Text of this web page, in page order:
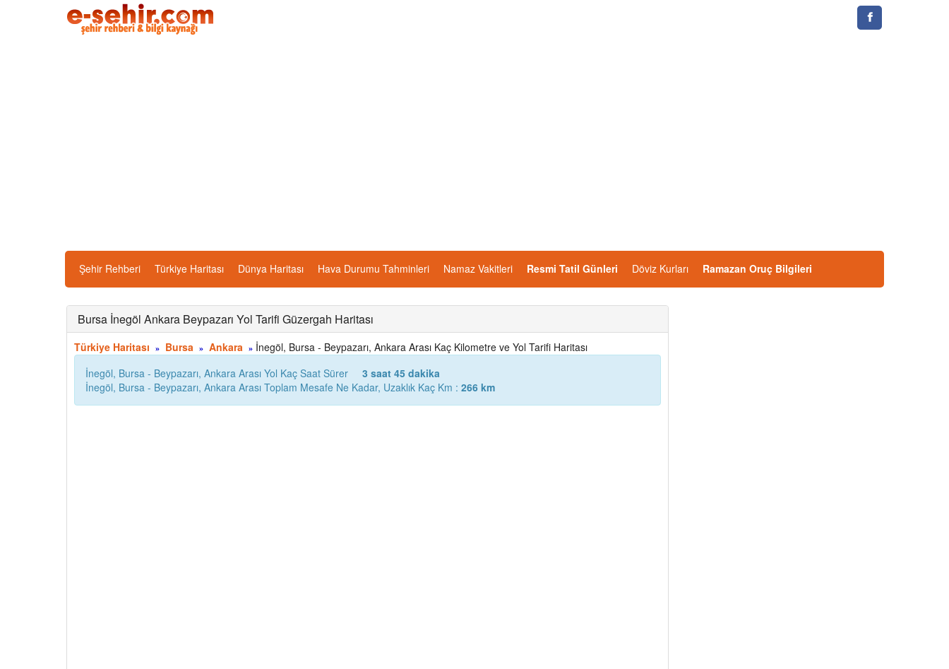
Şehir Rehberi Türkiye Haritası Dünya Haritası Hava Durumu Tahminleri Namaz Vakitleri Resmi Tatil Günleri Döviz Kurları Ramazan Oruç Bilgileri
Bursa İnegöl Ankara Beypazarı Yol Tarifi Güzergah Haritası
Türkiye Haritası » Bursa » Ankara » İnegöl, Bursa - Beypazarı, Ankara Arası Kaç Kilometre ve Yol Tarifi Haritası
İnegöl, Bursa - Beypazarı, Ankara Arası Yol Kaç Saat Sürer
3 saat 45 dakika
İnegöl, Bursa - Beypazarı, Ankara Arası Toplam Mesafe Ne Kadar, Uzaklık Kaç Km : 266 km